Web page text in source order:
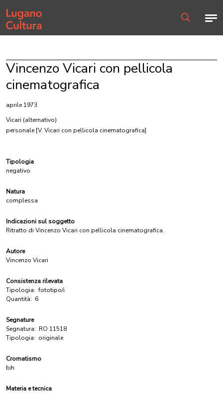
Home page
Vincenzo Vicari con pellicola
cinematografica
aprile 1973
Vicari (alternativo)
personale [V. Vicari con pellicola cinematografica]
Tipologia
negativo
Natura
complessa
Indicazioni sul soggetto
Ritratto di Vincenzo Vicari con pellicola cinematografica.
Autore
Vincenzo Vicari
Consistenza rilevata
Tipologia: fototipo/i
Quantità: 6
Segnature
Segnatura: RO 11518
Tipologia: originale
Cromatismo
b/n
Materia e tecnica